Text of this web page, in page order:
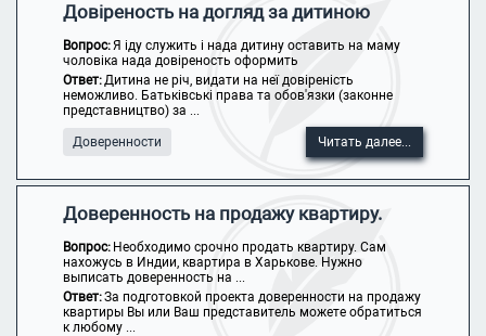
Довіреность на догляд за дитиною
Вопрос:Я іду служить і нада дитину оставить на маму
чоловіка нада довіреность оформить
Ответ:Дитина не річ, видати на неї довіреність
неможливо. Батьківські права та обов'язки (законне
представництво) за ...
Доверенности Читать далее...
Доверенность на продажу квартиру.
Вопрос: Необходимо срочно продать квартиру. Сам
нахожусь в Индии, квартира в Харькове. Нужно
выписать доверенность на ...
Ответ:За подготовкой проекта доверенности на продажу
квартиры Вы или Ваш представитель можете обратиться
к любому ...